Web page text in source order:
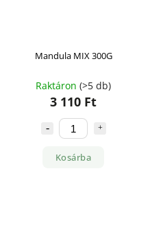
Mandula MIX 300G
Raktáron (>5 db)
3 110 Ft
Kosárba